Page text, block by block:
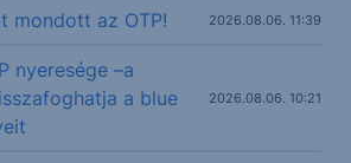
mondott az OTP! 2026.08.06. 11:39
nyeresége –a
a blue
2026.08.06. 10:21